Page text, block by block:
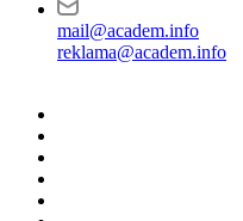
mail@academ.info
reklama@academ.info